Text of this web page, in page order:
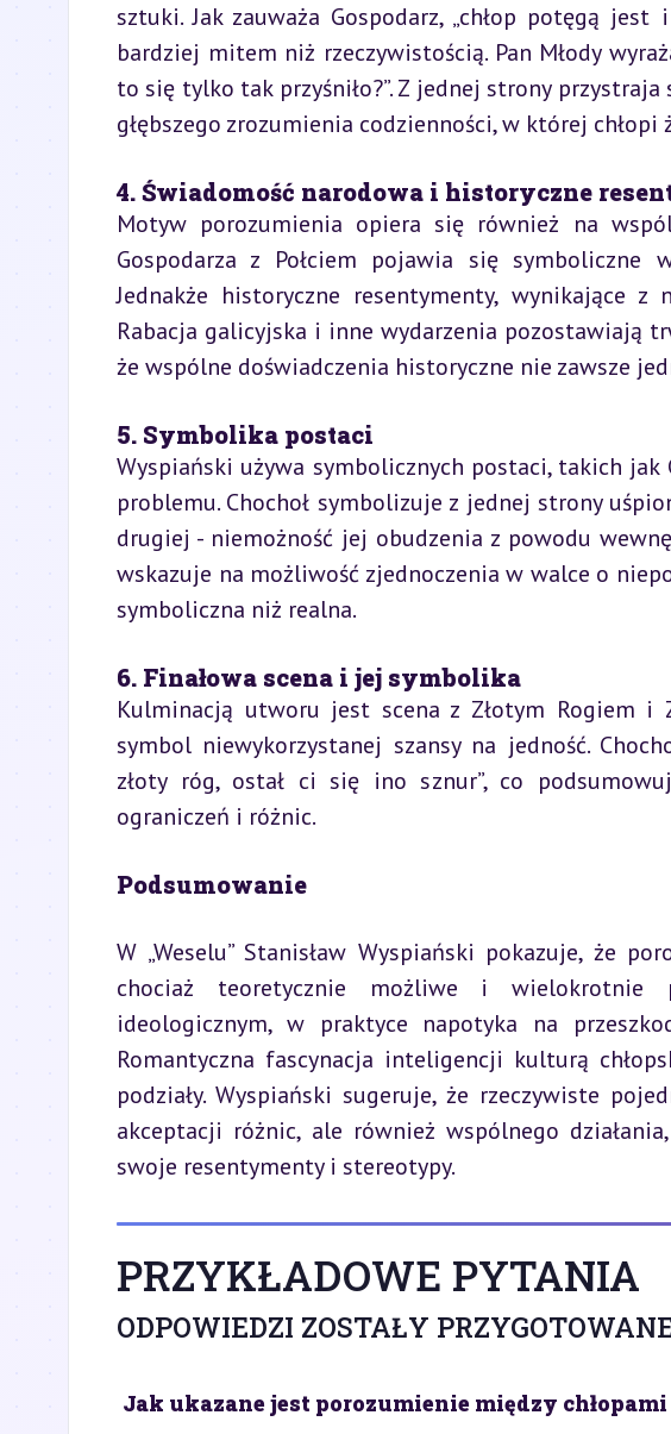
sztuki. Jak zauważa Gospodarz, „chłop potęgą
bardziej mitem niż rzeczywistością. Pan Młody
to się tylko tak przyśniło?”. Z jednej strony
głębszego zrozumienia codzienności, w której chłopi
4. Świadomość narodowa i historyczne
Motyw porozumienia opiera się również na
Gospodarza z Połciem pojawia się symboliczne
Jednakże historyczne resentymenty, wynikające z
Rabacja galicyjska i inne wydarzenia pozostawiają
że wspólne doświadczenia historyczne nie zawsze
5. Symbolika postaci
Wyspiański używa symbolicznych postaci, takich jak
problemu. Chochoł symbolizuje z jednej strony
drugiej - niemożność jej obudzenia z powodu
wskazuje na możliwość zjednoczenia w walce o
symboliczna niż realna.
6. Finałowa scena i jej symbolika
Kulminacją utworu jest scena z Złotym Rogiem i
symbol niewykorzystanej szansy na jedność.
złoty róg, ostał ci się ino sznur”, co
ograniczeń i różnic.
Podsumowanie
W „Weselu” Stanisław Wyspiański pokazuje, że
chociaż teoretycznie możliwe i wielokrotnie
ideologicznym, w praktyce napotyka na
Romantyczna fascynacja inteligencji kulturą
podziały. Wyspiański sugeruje, że rzeczywiste
akceptacji różnic, ale również wspólnego
swoje resentymenty i stereotypy.
PRZYKŁADOWE PYTANIA
ODPOWIEDZI ZOSTAŁY
Jak ukazane jest porozumienie między